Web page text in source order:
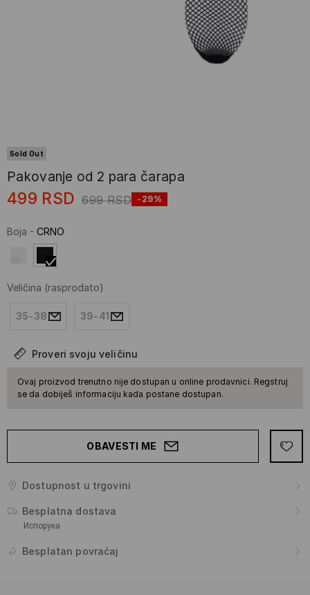
Sold Out
Pakovanje od 2 para čarapa
499 RSD 699 RSD -29%
Boja - CRNO
Veličina (rasprodato)
35-38 39-41
Proveri svoju veličinu
Ovaj proizvod trenutno nije dostupan u online prodavnici. Regstruj
se da dobiješ informaciju kada postane dostupan.
OBAVESTI ME
Dostupnost u trgovini
Besplatna dostava
Испорука
Besplatan povraćaj